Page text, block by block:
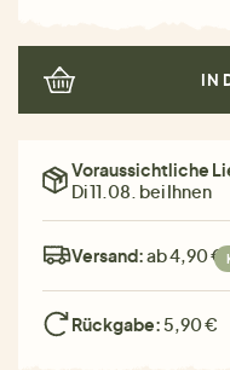
IN
Voraussichtliche
Di 11.08. bei Ihnen
Versand:ab 4,90 €
Rückgabe: 5,90 €